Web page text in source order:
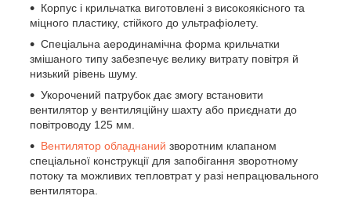
Корпус і крильчатка виготовлені з високоякісного та
міцного пластику, стійкого до ультрафіолету.
Спеціальна аеродинамічна форма крильчатки
змішаного типу забезпечує велику витрату повітря й
низький рівень шуму.
Укорочений патрубок дає змогу встановити
вентилятор у вентиляційну шахту або приєднати до
повітроводу 125 мм.
Вентилятор обладнаний зворотним клапаном
спеціальної конструкції для запобігання зворотному
потоку та можливих тепловтрат у разі непрацювального
вентилятора.